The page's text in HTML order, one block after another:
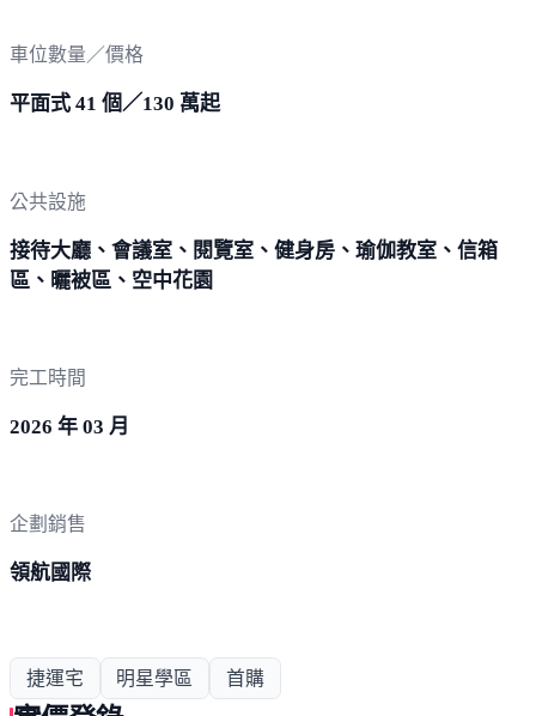
車位數量／價格
平面式 41 個／130 萬起
公共設施
接待大廳、會議室、閱覽室、健身房、瑜伽教室、信箱
區、曬被區、空中花園
完工時間
2026 年 03 月
企劃銷售
領航國際
捷運宅 明星學區 首購